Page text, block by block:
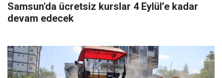
Samsun'da ücretsiz kurslar 4 Eylül’e kadar
devam edecek